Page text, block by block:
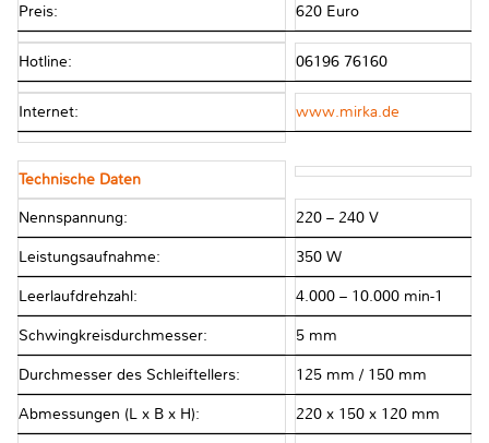
Preis: 620 Euro
Hotline: 06196 76160
Internet: www.mirka.de
Technische Daten
Nennspannung: 220 – 240 V
Leistungsaufnahme: 350 W
Leerlaufdrehzahl: 4.000 – 10.000 min-1
Schwingkreisdurchmesser: 5 mm
Durchmesser des Schleiftellers: 125 mm / 150 mm
Abmessungen (L x B x H): 220 x 150 x 120 mm